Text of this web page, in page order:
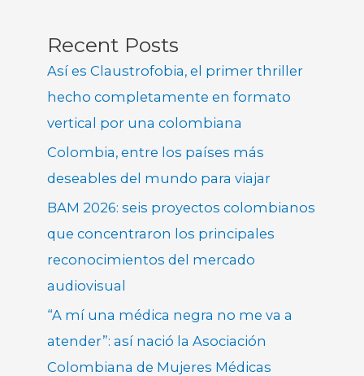
Recent Posts
Así es Claustrofobia, el primer thriller
hecho completamente en formato
vertical por una colombiana
Colombia, entre los países más
deseables del mundo para viajar
BAM 2026: seis proyectos colombianos
que concentraron los principales
reconocimientos del mercado
audiovisual
“A mí una médica negra no me va a
atender”: así nació la Asociación
Colombiana de Mujeres Médicas